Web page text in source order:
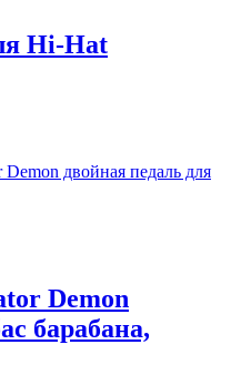
Hi-Hat
Demon
барабана,